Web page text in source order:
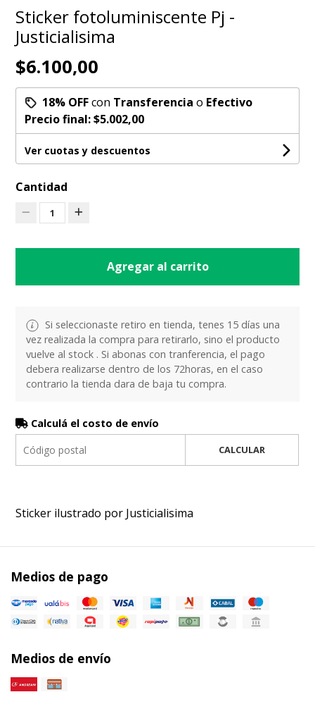
Sticker fotoluminiscente Pj -
Justicialisima
$6.100,00
18% OFFcon Transferencia o Efectivo
Precio final:$5.002,00
Ver cuotas y descuentos
Cantidad
1
Agregar al carrito
Si seleccionaste retiro en tienda, tenes 15 días una
vez realizada la compra para retirarlo, sino el producto
vuelve al stock . Si abonas con tranferencia, el pago
debera realizarse dentro de los 72horas, en el caso
contrario la tienda dara de baja tu compra.
Calculá el costo de envío
CALCULAR
Sticker ilustrado por Justicialisima
Medios de pago
Medios de envío